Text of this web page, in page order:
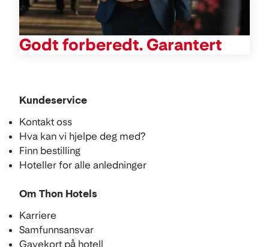
Godt forberedt. Garantert
Kundeservice
Kontakt oss
Hva kan vi hjelpe deg med?
Finn bestilling
Hoteller for alle anledninger
Om Thon Hotels
Karriere
Samfunnsansvar
Gavekort på hotell